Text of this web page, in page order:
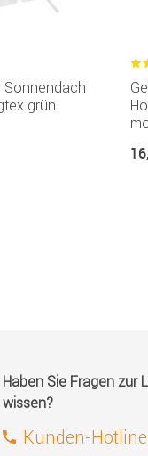
Sonnendach
grün
Haben Sie Fragen zur
wissen?
Kunden-